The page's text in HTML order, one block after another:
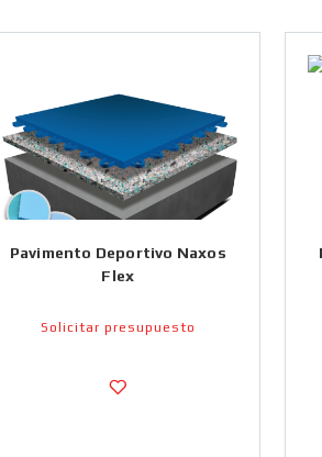
Pavimento Deportivo Naxos
Flex
Solicitar presupuesto